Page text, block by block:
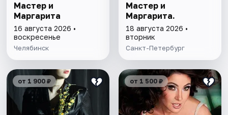
Мастер и
Маргарита
16 августа 2026 •
воскресенье
Челябинск
Мастер и
Маргарита.
18 августа 2026 •
вторник
Санкт-Петербург
от 1 900 ₽ от 1 500 ₽